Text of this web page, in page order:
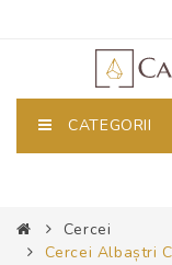
CATEGORII
Cercei
Cercei Albaștri